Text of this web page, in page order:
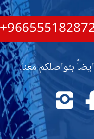
بتواصلكم معنا:
تابعنا
على
تابعنا
على
إنستجرام